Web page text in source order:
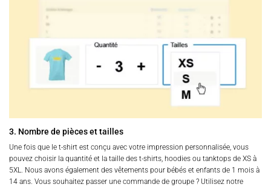
3. Nombre de pièces et tailles
Une fois que le t-shirt est conçu avec votre impression personnalisée, vous
pouvez choisir la quantité et la taille des t-shirts, hoodies ou tanktops de XS à
5XL. Nous avons également des vêtements pour bébés et enfants de 1 mois à
14 ans. Vous souhaitez passer une commande de groupe ? Utilisez notre